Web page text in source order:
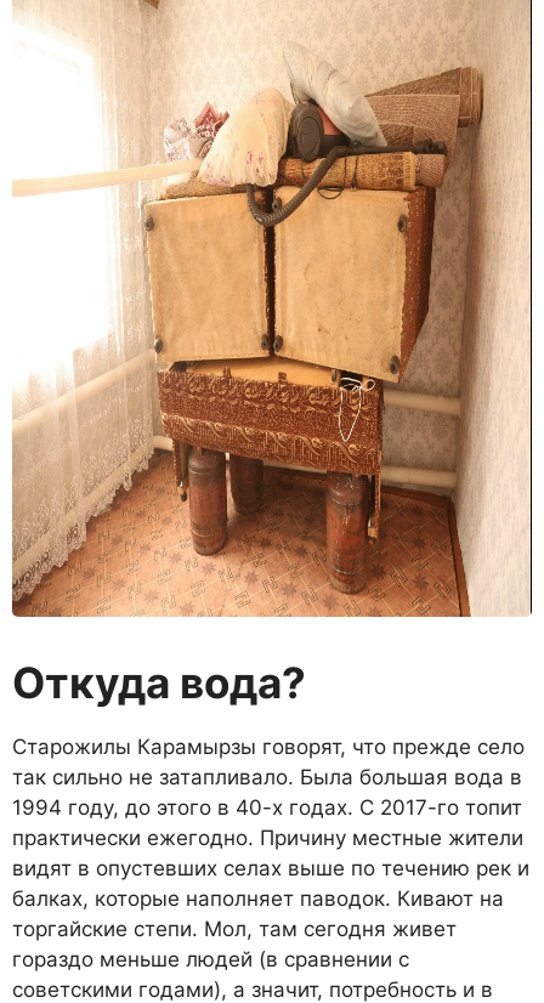
Откуда вода?
Старожилы Карамырзы гово­рят, что прежде село
так сильно не затапливало. Была большая вода в
1994 году, до этого в 40-х годах. С 2017-го топит
практи­чески ежегодно. Причину мест­ные жители
видят в опустев­ших селах выше по течению рек и
балках, которые наполняет паводок. Кивают на
торгайские степи. Мол, там сегодня живет
гораздо меньше людей (в срав­нении с
советскими годами), а значит, потребность и в